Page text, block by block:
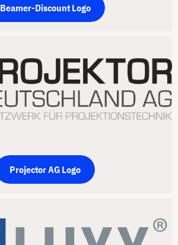
Beamer-Discount Logo
Projector AG Logo